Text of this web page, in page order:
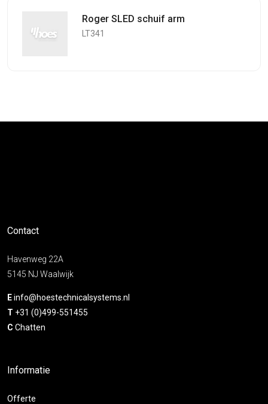
Roger SLED schuif arm
LT341
Contact
Havenweg 22A
5145 NJ Waalwijk
Einfo@hoestechnicalsystems.nl
T +31 (0)499-551455
C Chatten
Informatie
Offerte